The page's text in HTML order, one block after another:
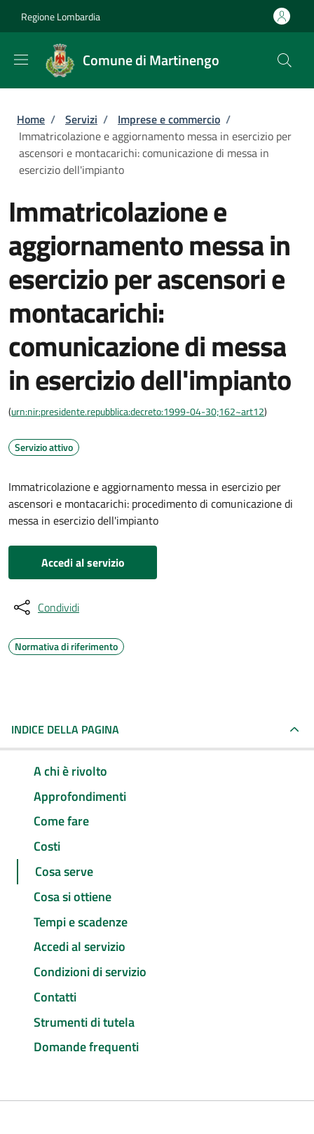
Regione Lombardia
Comune di Martinengo
Briciole di pane
Home / Servizi / Imprese e commercio /
Immatricolazione e aggiornamento messa in esercizio per
ascensori e montacarichi: comunicazione di messa in
esercizio dell'impianto
Immatricolazione e
aggiornamento messa in
esercizio per ascensori e
montacarichi:
comunicazione di messa
in esercizio dell'impianto
(urn:nir:presidente.repubblica:decreto:1999-04-30;162~art12)
Servizio attivo
Immatricolazione e aggiornamento messa in esercizio per
ascensori e montacarichi: procedimento di comunicazione di
messa in esercizio dell'impianto
Accedi al servizio
Condividi
Normativa di riferimento
INDICE DELLA PAGINA
A chi è rivolto
Approfondimenti
Come fare
Costi
Cosa serve
Cosa si ottiene
Tempi e scadenze
Accedi al servizio
Condizioni di servizio
Contatti
Strumenti di tutela
Domande frequenti